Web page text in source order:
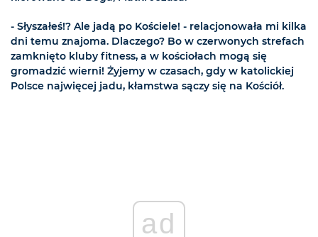
- Słyszałeś!? Ale jadą po Kościele! - relacjonowała mi kilka
dni temu znajoma. Dlaczego? Bo w czerwonych strefach
zamknięto kluby fitness, a w kościołach mogą się
gromadzić wierni! Żyjemy w czasach, gdy w katolickiej
Polsce najwięcej jadu, kłamstwa sączy się na Kościół.
ad